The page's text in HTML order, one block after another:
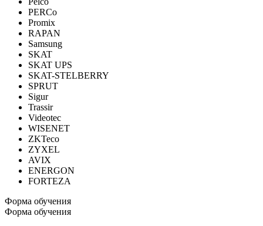
PERCo
Promix
RAPAN
Samsung
SKAT
SKAT UPS
SKAT-STELBERRY
SPRUT
Sigur
Trassir
Videotec
WISENET
ZKTeco
ZYXEL
AVIX
ENERGON
FORTEZA
Форма обучения
Форма обучения